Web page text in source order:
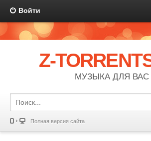
Войти
Z-
МУЗЫКА ДЛЯ ВАС
Полная версия сайта